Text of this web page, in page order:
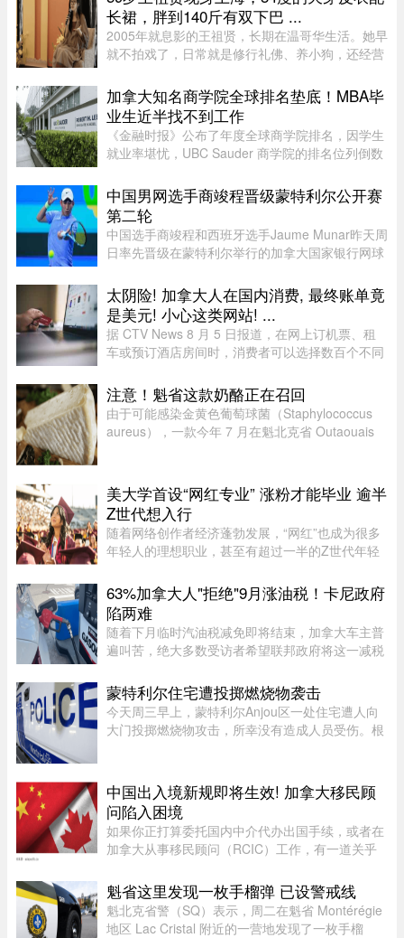
薪资提升，而工资下降者还不到万分 ...
长裙，胖到140斤有双下巴 ...
2005年就息影的王祖贤，长期在温哥华生活。她早
就不拍戏了，日常就是修行礼佛、养小狗，还经营
活动。8月5日，网友在上海机场偶遇王祖贤。34度
的天气穿着皮衣外套配长裙 ...
加拿大知名商学院全球排名垫底！MBA毕
业生近半找不到工作
《金融时报》公布了年度全球商学院排名，因学生
就业率堪忧，UBC Sauder 商学院的排名位列倒数
有 53% 的人表示毕业三个月内找到工作。图片：
RICHARD LAM /PNG在今年的 MB ...
中国男网选手商竣程晋级蒙特利尔公开赛
第二轮
中国选手商竣程和西班牙选手Jaume Munar昨天周
日率先晋级在蒙特利尔举行的加拿大国家银行网球
降雨让赛事安排受到严重影响。世界排名第270位
的商竣程以6比3、6比3击败巴 ...
太阴险! 加拿大人在国内消费, 最终账单竟
是美元! 小心这类网站! ...
据 CTV News 8 月 5 日报道，在网上订机票、租
车或预订酒店房间时，消费者可以选择数百个不同
虽然有些旅游类网站是加拿大本地公司，但许多并
非如此，即使你要前往加拿 ...
注意！魁省这款奶酪正在召回
由于可能感染金黄色葡萄球菌（Staphylococcus
aureus），一款今年 7 月在魁北克省 Outaouais
的产品为 2026 年 7 月 9 日至 ...
美大学首设“网红专业” 涨粉才能毕业 逾半
Z世代想入行
随着网络创作者经济蓬勃发展，“网红”也成为很多
年轻人的理想职业，甚至有超过一半的Z世代年轻
学位，教学生如何创造具有更强影响力的内容并完
成变现。这就是美国亚利 ...
63%加拿大人"拒绝"9月涨油税！卡尼政府
陷两难
随着下月临时汽油税减免即将结束，加拿大车主普
遍叫苦，绝大多数受访者希望联邦政府将这一减税
公司进行的最新调查显示，63% 的加拿大人希望总
理卡尼（Mark Carney）将 ...
蒙特利尔住宅遭投掷燃烧物袭击
今天周三早上，蒙特利尔Anjou区一处住宅遭人向
大门投掷燃烧物攻击，所幸没有造成人员受伤。根
Bellefontaine、靠近avenue de ...
中国出入境新规即将生效! 加拿大移民顾
问陷入困境
如果你正打算委托国内中介代办出国手续，或者在
加拿大从事移民顾问（RCIC）工作，有一道关乎
841 号——《国务院关于出境入境管理的规定》
——已于 2026 年 7 月 22 日 ...
魁省这里发现一枚手榴弹 已设警戒线
魁北克省警（SQ）表示，周二在魁省 Montérégie
地区 Lac Cristal 附近的一营地发现了一枚手榴